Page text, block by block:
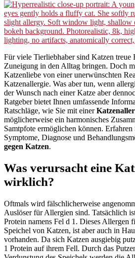
Für viele Tierliebhaber sind Katzen treue
Zuneigung in den Alltag bringen. Doch
Katzenliebe von einer unerwünschten
Katzenallergie. Was aber tun, wenn
der Wunsch nach einer Katze aber
Ratgeber bietet Ihnen umfassende
Ratschläge, wie Sie mit einer
möglicherweise ein harmonisches
Samtpfote ermöglichen können. Erfahren
Symptome, Diagnose und
gegen Katzen.
Was verursacht eine
wirklich?
Oftmals wird fälschlicherweise
Auslöser für Allergien sind. Tatsächlich
Protein namens Fel d 1. Dieses Allergen
Speichel von Katzen, ist aber auch in
vorhanden. Da sich Katzen ausgiebig
1 Protein auf ihrem Fell. Durch das